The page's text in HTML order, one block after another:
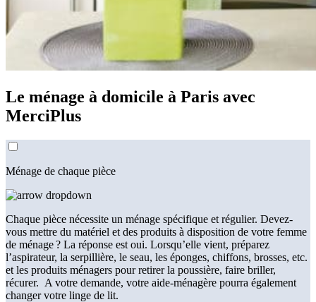
Le ménage à domicile à Paris avec
MerciPlus
Ménage de chaque pièce
Chaque pièce nécessite un ménage spécifique et régulier. Devez-
vous mettre du matériel et des produits à disposition de votre femme
de ménage ? La réponse est oui. Lorsqu’elle vient, préparez
l’aspirateur, la serpillière, le seau, les éponges, chiffons, brosses, etc.
et les produits ménagers pour retirer la poussière, faire briller,
récurer. A votre demande, votre aide-ménagère pourra également
changer votre linge de lit.